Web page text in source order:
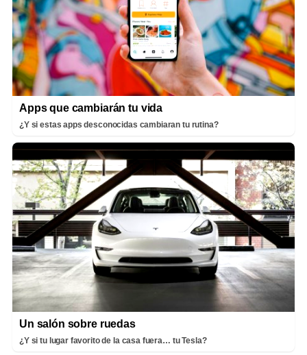
Apps que cambiarán tu vida
¿Y si estas apps desconocidas cambiaran tu rutina?
Un salón sobre ruedas
¿Y si tu lugar favorito de la casa fuera… tu Tesla?